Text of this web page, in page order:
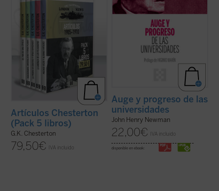
Artículos Chesterton
(Pack 5 libros)
G.K. Chesterton
79,50€ IVA incluido
Auge y progreso de las
universidades
John Henry Newman
22,00€ IVA incluido
disponible en ebook: